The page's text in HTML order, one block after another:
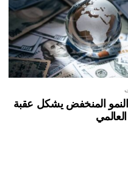
النمو المنخفض يشكل عقبة